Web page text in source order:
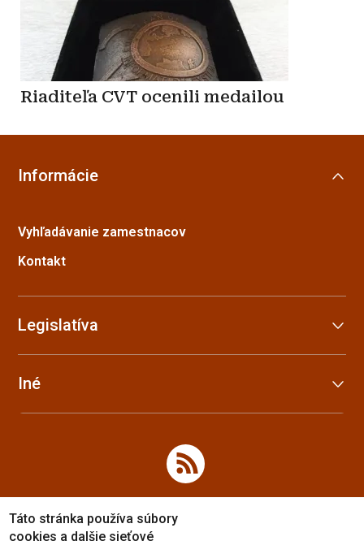
Riaditeľa CVT ocenili medailou
Informácie
Vyhľadávanie zamestnacov
Kontakt
Legislatíva
Iné
Táto stránka používa súbory
cookies a dalšie sieťové